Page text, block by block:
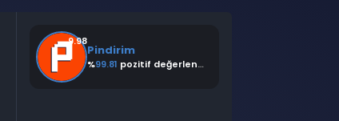
9.98
Pindirim
%99.81 pozitif değerlendirme